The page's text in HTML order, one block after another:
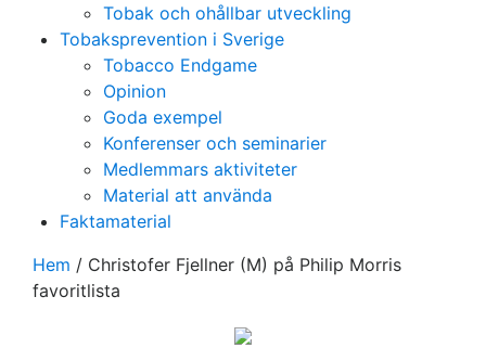
Tobak och ohållbar utveckling
Tobaksprevention i Sverige
Tobacco Endgame
Opinion
Goda exempel
Konferenser och seminarier
Medlemmars aktiviteter
Material att använda
Faktamaterial
Hem / Christofer Fjellner (M) på Philip Morris
favoritlista